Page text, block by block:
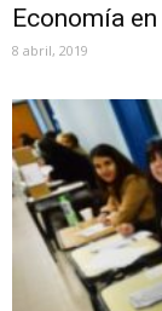
Economía
8 abril, 2019